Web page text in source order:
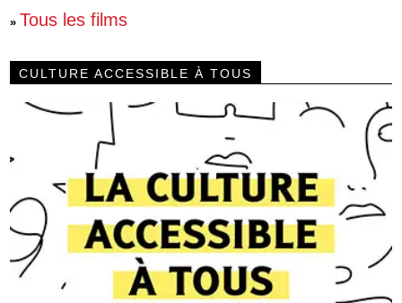
» Tous les films
CULTURE ACCESSIBLE À TOUS